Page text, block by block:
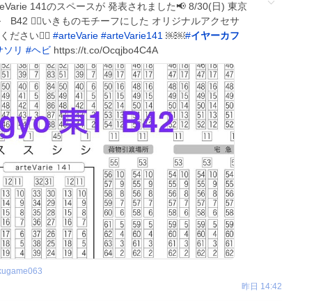
141のスペースが 発表されました📢 8/30(日) 東京
B42 💁‍♂️いきものモチーフにした オリジナルアクセサ
ださい🙇‍♂️ #arteVarie #arteVarie141 ￼￼#イヤーカフ
ソリ #ヘビ https://t.co/Ocqjbo4C4A
昨日 14:42